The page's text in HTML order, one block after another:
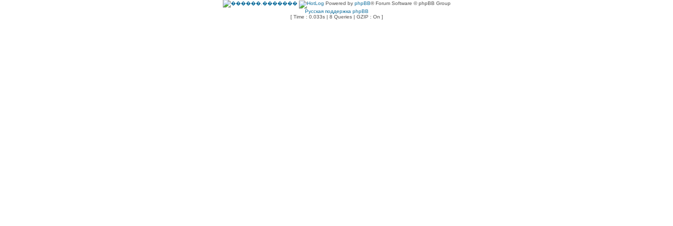
Powered by phpBB® Forum Software © phpBB Group
Русская поддержка phpBB
[ Time : 0.033s | 8 Queries | GZIP : On ]